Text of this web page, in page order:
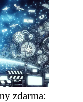
zdarma: